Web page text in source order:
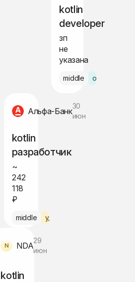
kotlin
developer
зп
не
указана
middle офис
Альфа-Банк
30
июн
kotlin
разработчик
~
242
118
₽
middle удалённо по РФ
NDA
29
июн
kotlin